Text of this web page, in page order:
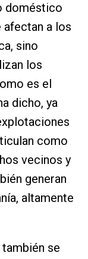
doméstico
afectan a los
sino
los
es el
dicho, ya
como
vecinos y
generan
altamente
se